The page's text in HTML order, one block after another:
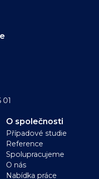
01
O společnosti
Případové studie
Reference
Spolupracujeme
O nás
Nabídka práce